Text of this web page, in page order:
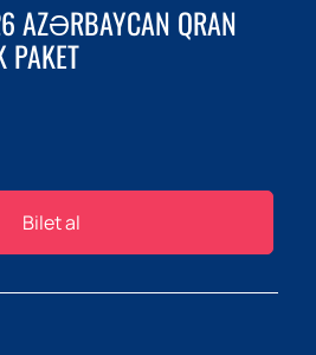
AZƏRBAYCAN QRAN
PAKET
Bilet al